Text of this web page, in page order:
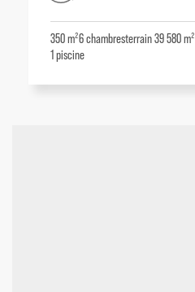
350 m²6chambresterrain 39 580 m²
1piscine